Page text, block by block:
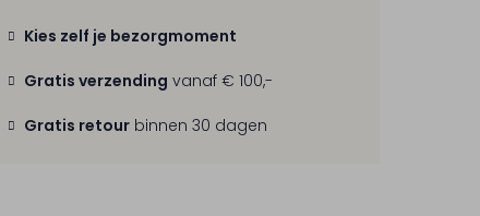
Kies zelf je bezorgmoment
Gratis verzending vanaf € 100,-
Gratis retour binnen 30 dagen